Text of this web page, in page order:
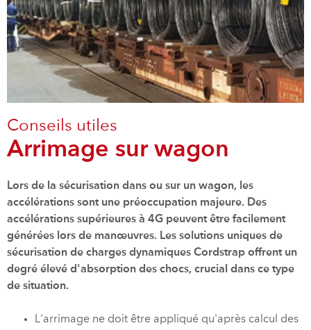
Conseils utiles
Arrimage sur wagon
Lors de la sécurisation dans ou sur un wagon, les
accélérations sont une préoccupation majeure. Des
accélérations supérieures à 4G peuvent être facilement
générées lors de manœuvres. Les solutions uniques de
sécurisation de charges dynamiques Cordstrap offrent un
degré élevé d'absorption des chocs, crucial dans ce type
de situation.
L'arrimage ne doit être appliqué qu'après calcul des